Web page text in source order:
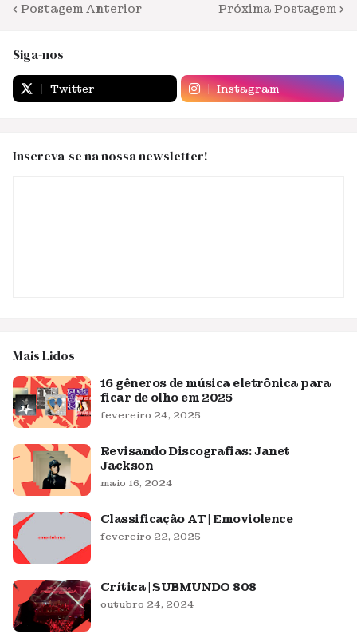
Postagem Anterior Próxima Postagem
Siga-nos
Twitter Instagram
Inscreva-se na nossa newsletter!
Mais Lidos
16 gêneros de música eletrônica para
ficar de olho em 2025
fevereiro 24, 2025
Revisando Discografias: Janet
Jackson
maio 16, 2024
Classificação AT | Emoviolence
fevereiro 22, 2025
Crítica | SUBMUNDO 808
outubro 24, 2024